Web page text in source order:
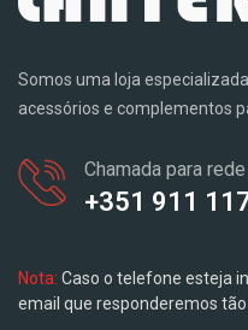
Somos uma loja
acessórios e complementos
Chamada para
+351 911
Nota: Caso o telefone esteja
email que responderemos tão